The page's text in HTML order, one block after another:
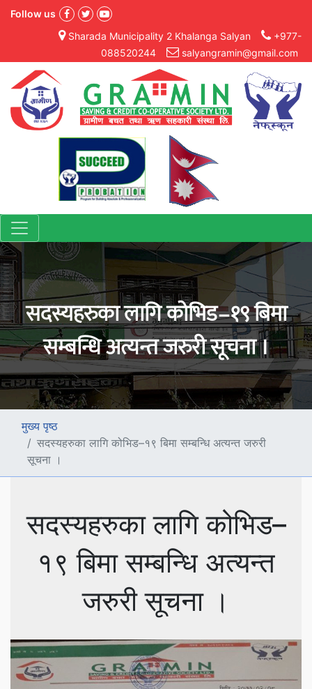
Follow us
Sharada Municipality 2 Khalanga Salyan
+977-
088520244
salyangramin@gmail.com
सदस्यहरुका लागि कोभिड–१९ बिमा
सम्बन्धि अत्यन्त जरुरी सूचना ।
मुख्य पृष्ठ
सदस्यहरुका लागि कोभिड–१९ बिमा सम्बन्धि अत्यन्त जरुरी
सूचना ।
सदस्यहरुका लागि कोभिड–
१९ बिमा सम्बन्धि अत्यन्त
जरुरी सूचना ।